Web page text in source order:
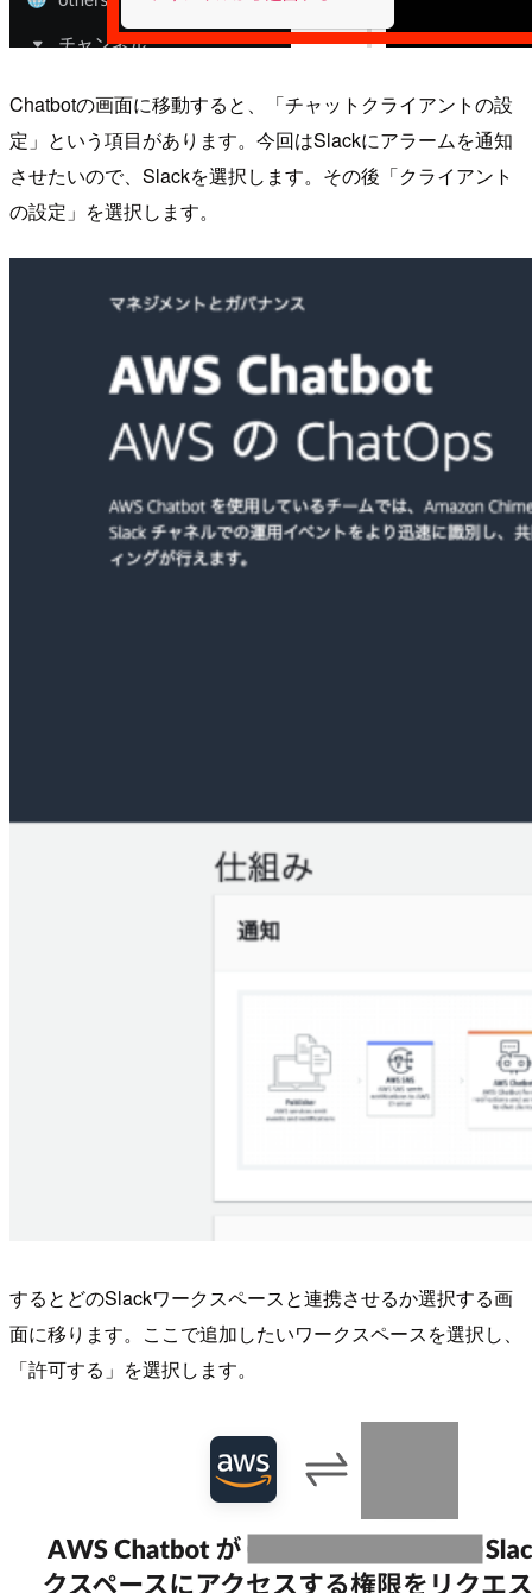
Chatbotの画面に移動すると、「チャットクライアントの設
定」という項目があります。今回はSlackにアラームを通知
させたいので、Slackを選択します。その後「クライアント
の設定」を選択します。
するとどのSlackワークスペースと連携させるか選択する画
面に移ります。ここで追加したいワークスペースを選択し、
「許可する」を選択します。